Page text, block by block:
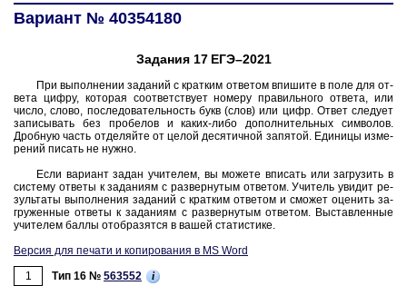
Вариант № 40354180
Задания 17 ЕГЭ–2021
При вы­пол­не­нии за­да­ний с крат­ким от­ве­том впи­ши­те в поле для от­
ве­та цифру, ко­то­рая со­от­вет­ству­ет но­ме­ру пра­виль­но­го от­ве­та, или
число, слово, по­сле­до­ва­тель­ность букв (слов) или цифр. Ответ сле­ду­ет
за­пи­сы­вать без про­бе­лов и каких-либо до­пол­ни­тель­ных сим­во­лов.
Дроб­ную часть от­де­ляй­те от целой де­ся­тич­ной за­пя­той. Еди­ни­цы из­ме­
ре­ний пи­сать не нужно.
Если ва­ри­ант задан учи­те­лем, вы мо­же­те впи­сать или за­гру­зить в
си­сте­му от­ве­ты к за­да­ни­ям с раз­вер­ну­тым от­ве­том. Учи­тель уви­дит ре­
зуль­та­ты вы­пол­не­ния за­да­ний с крат­ким от­ве­том и смо­жет оце­нить за­
гру­жен­ные от­ве­ты к за­да­ни­ям с раз­вер­ну­тым от­ве­том. Вы­став­лен­ные
учи­те­лем баллы отоб­ра­зят­ся в вашей ста­ти­сти­ке.
Версия для печати и копирования в MS Word
1
Тип 16 № 563552 i